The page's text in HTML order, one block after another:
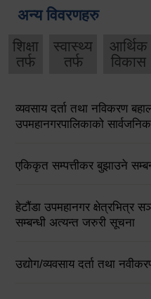
अन्य विवरणहरु
शिक्षा
तर्फ
स्वास्थ्य
तर्फ
आर्थिक
विकास
व्यवसाय दर्ता तथा नविकरण
उपमहानगरपालिकाको
एकिकृत सम्पत्तीकर बुझाउने
हेटौंडा उपमहानगर क्षेत्रभित्र
सम्बन्धी अत्यन्त जरुरी सूचना
उद्योग/व्यवसाय दर्ता तथा